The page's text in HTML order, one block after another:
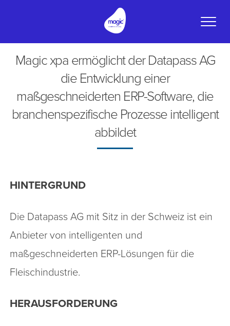
Toggle
Magic xpa ermöglicht der Datapass AG
die Entwicklung einer
maßgeschneiderten ERP-Software, die
branchenspezifische Prozesse intelligent
abbildet
HINTERGRUND
Die Datapass AG mit Sitz in der Schweiz ist ein
Anbieter von intelligenten und
maßgeschneiderten ERP-Lösungen für die
Fleischindustrie.
HERAUSFORDERUNG